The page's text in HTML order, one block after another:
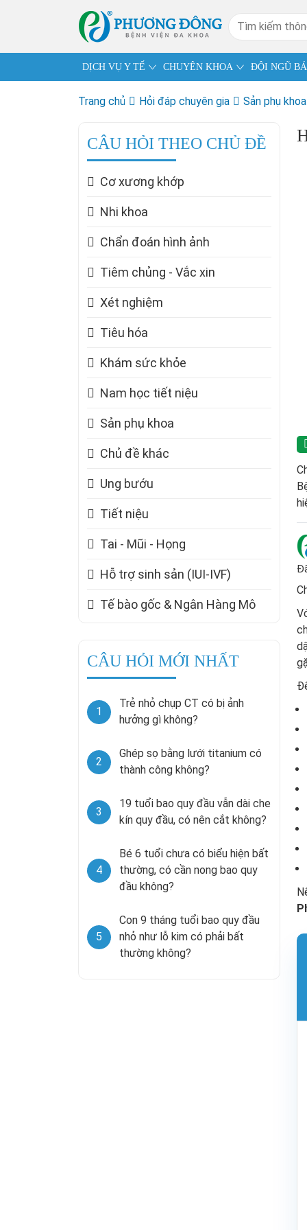
DỊCH VỤ Y TẾ CHUYÊN KHOA ĐỘI NGŨ
Trang chủ Hỏi đáp chuyên gia Sản phụ khoa
CÂU HỎI THEO CHỦ ĐỀ
Cơ xương khớp
Nhi khoa
Chẩn đoán hình ảnh
Tiêm chủng - Vắc xin
Xét nghiệm
Tiêu hóa
Khám sức khỏe
Nam học tiết niệu
Sản phụ khoa
Chủ đề khác
Ung bướu
Tiết niệu
Tai - Mũi - Họng
Hỗ trợ sinh sản (IUI-IVF)
Tế bào gốc & Ngân Hàng Mô
CÂU HỎI MỚI NHẤT
1
Trẻ nhỏ chụp CT có bị ảnh
hưởng gì không?
2
Ghép sọ bằng lưới titanium có
thành công không?
3
19 tuổi bao quy đầu vẫn dài che
kín quy đầu, có nên cắt không?
4
Bé 6 tuổi chưa có biểu hiện bất
thường, có cần nong bao quy
đầu không?
5
Con 9 tháng tuổi bao quy đầu
nhỏ như lỗ kim có phải bất
thường không?